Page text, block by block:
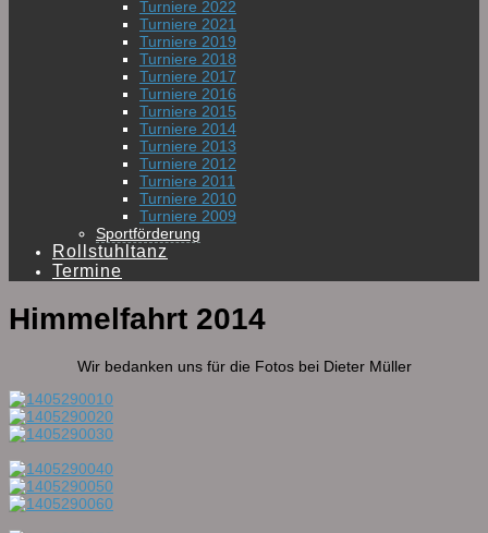
Turniere 2022
Turniere 2021
Turniere 2019
Turniere 2018
Turniere 2017
Turniere 2016
Turniere 2015
Turniere 2014
Turniere 2013
Turniere 2012
Turniere 2011
Turniere 2010
Turniere 2009
Sportförderung
Rollstuhltanz
Termine
Himmelfahrt 2014
Wir bedanken uns für die Fotos bei Dieter Müller